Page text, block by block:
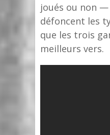
joués ou non
défoncent les
que les trois
meilleurs vers.